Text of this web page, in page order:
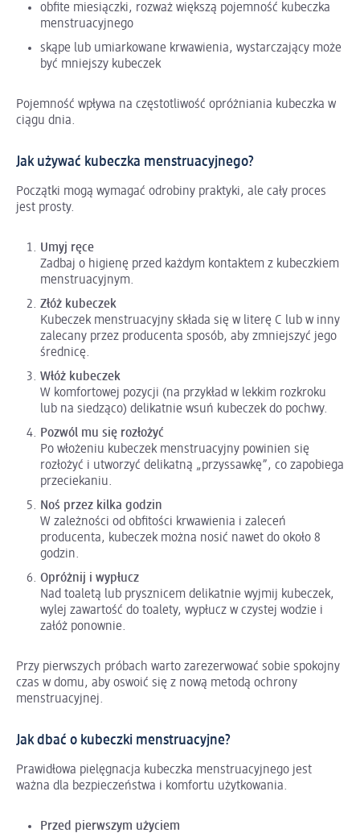
obfite miesiączki, rozważ większą pojemność kubeczka
menstruacyjnego
skąpe lub umiarkowane krwawienia, wystarczający może
być mniejszy kubeczek
Pojemność wpływa na częstotliwość opróżniania kubeczka w
ciągu dnia.
Jak używać kubeczka menstruacyjnego?
Początki mogą wymagać odrobiny praktyki, ale cały proces
jest prosty.
Umyj ręce
Zadbaj o higienę przed każdym kontaktem z kubeczkiem
menstruacyjnym.
Złóż kubeczek
Kubeczek menstruacyjny składa się w literę C lub w inny
zalecany przez producenta sposób, aby zmniejszyć jego
średnicę.
Włóż kubeczek
W komfortowej pozycji (na przykład w lekkim rozkroku
lub na siedząco) delikatnie wsuń kubeczek do pochwy.
Pozwól mu się rozłożyć
Po włożeniu kubeczek menstruacyjny powinien się
rozłożyć i utworzyć delikatną „przyssawkę”, co zapobiega
przeciekaniu.
Noś przez kilka godzin
W zależności od obfitości krwawienia i zaleceń
producenta, kubeczek można nosić nawet do około 8
godzin.
Opróżnij i wypłucz
Nad toaletą lub prysznicem delikatnie wyjmij kubeczek,
wylej zawartość do toalety, wypłucz w czystej wodzie i
załóż ponownie.
Przy pierwszych próbach warto zarezerwować sobie spokojny
czas w domu, aby oswoić się z nową metodą ochrony
menstruacyjnej.
Jak dbać o kubeczki menstruacyjne?
Prawidłowa pielęgnacja kubeczka menstruacyjnego jest
ważna dla bezpieczeństwa i komfortu użytkowania.
Przed pierwszym użyciem